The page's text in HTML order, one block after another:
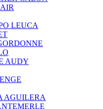
LEUCA
AUDY
AGUILERA